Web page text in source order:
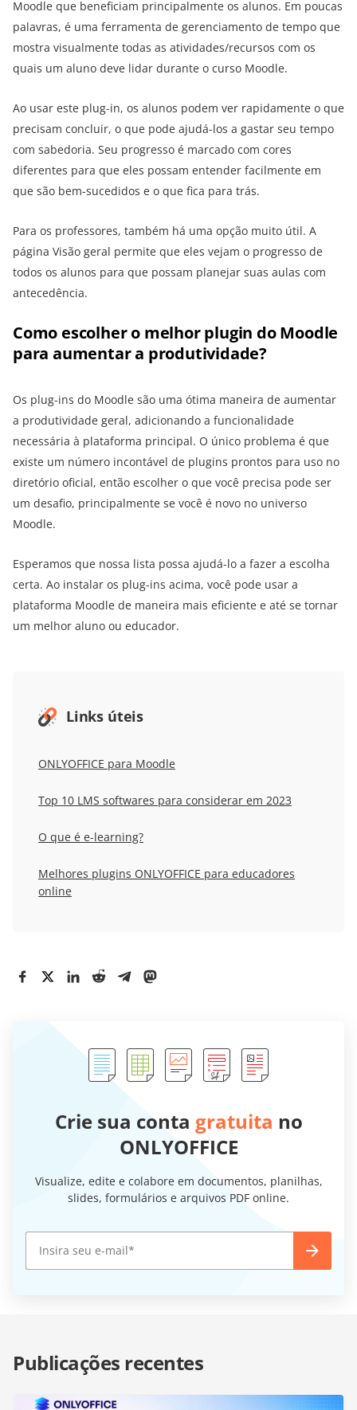
Moodle que beneficiam principalmente os alunos. Em poucas
palavras, é uma ferramenta de gerenciamento de tempo que
mostra visualmente todas as atividades/recursos com os
quais um aluno deve lidar durante o curso Moodle.
Ao usar este plug-in, os alunos podem ver rapidamente o que
precisam concluir, o que pode ajudá-los a gastar seu tempo
com sabedoria. Seu progresso é marcado com cores
diferentes para que eles possam entender facilmente em
que são bem-sucedidos e o que fica para trás.
Para os professores, também há uma opção muito útil. A
página Visão geral permite que eles vejam o progresso de
todos os alunos para que possam planejar suas aulas com
antecedência.
Como escolher o melhor plugin do Moodle
para aumentar a produtividade?
Os plug-ins do Moodle são uma ótima maneira de aumentar
a produtividade geral, adicionando a funcionalidade
necessária à plataforma principal. O único problema é que
existe um número incontável de plugins prontos para uso no
diretório oficial, então escolher o que você precisa pode ser
um desafio, principalmente se você é novo no universo
Moodle.
Esperamos que nossa lista possa ajudá-lo a fazer a escolha
certa. Ao instalar os plug-ins acima, você pode usar a
plataforma Moodle de maneira mais eficiente e até se tornar
um melhor aluno ou educador.
Links úteis
ONLYOFFICE para Moodle
Top 10 LMS softwares para considerar em 2023
O que é e-learning?
Melhores plugins ONLYOFFICE para educadores
online
Crie sua conta gratuita no
ONLYOFFICE
Visualize, edite e colabore em documentos, planilhas,
slides, formulários e arquivos PDF online.
Publicações recentes